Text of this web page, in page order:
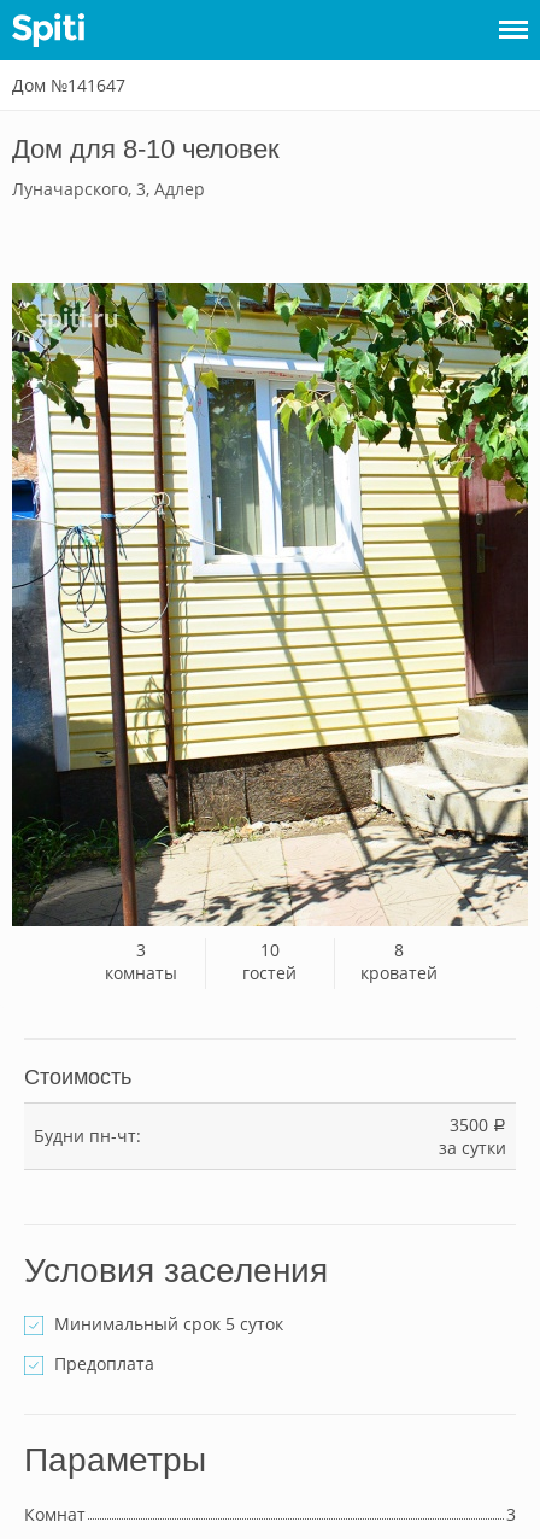
Войти
Сдать
Дом №141647
Дом для 8-10 человек
Луначарского, 3, Адлер
3
комнаты
10
гостей
8
кроватей
Стоимость
Будни пн-чт: 3500 a
за сутки
Условия заселения
Минимальный срок 5 суток
Предоплата
Параметры
Комнат
3